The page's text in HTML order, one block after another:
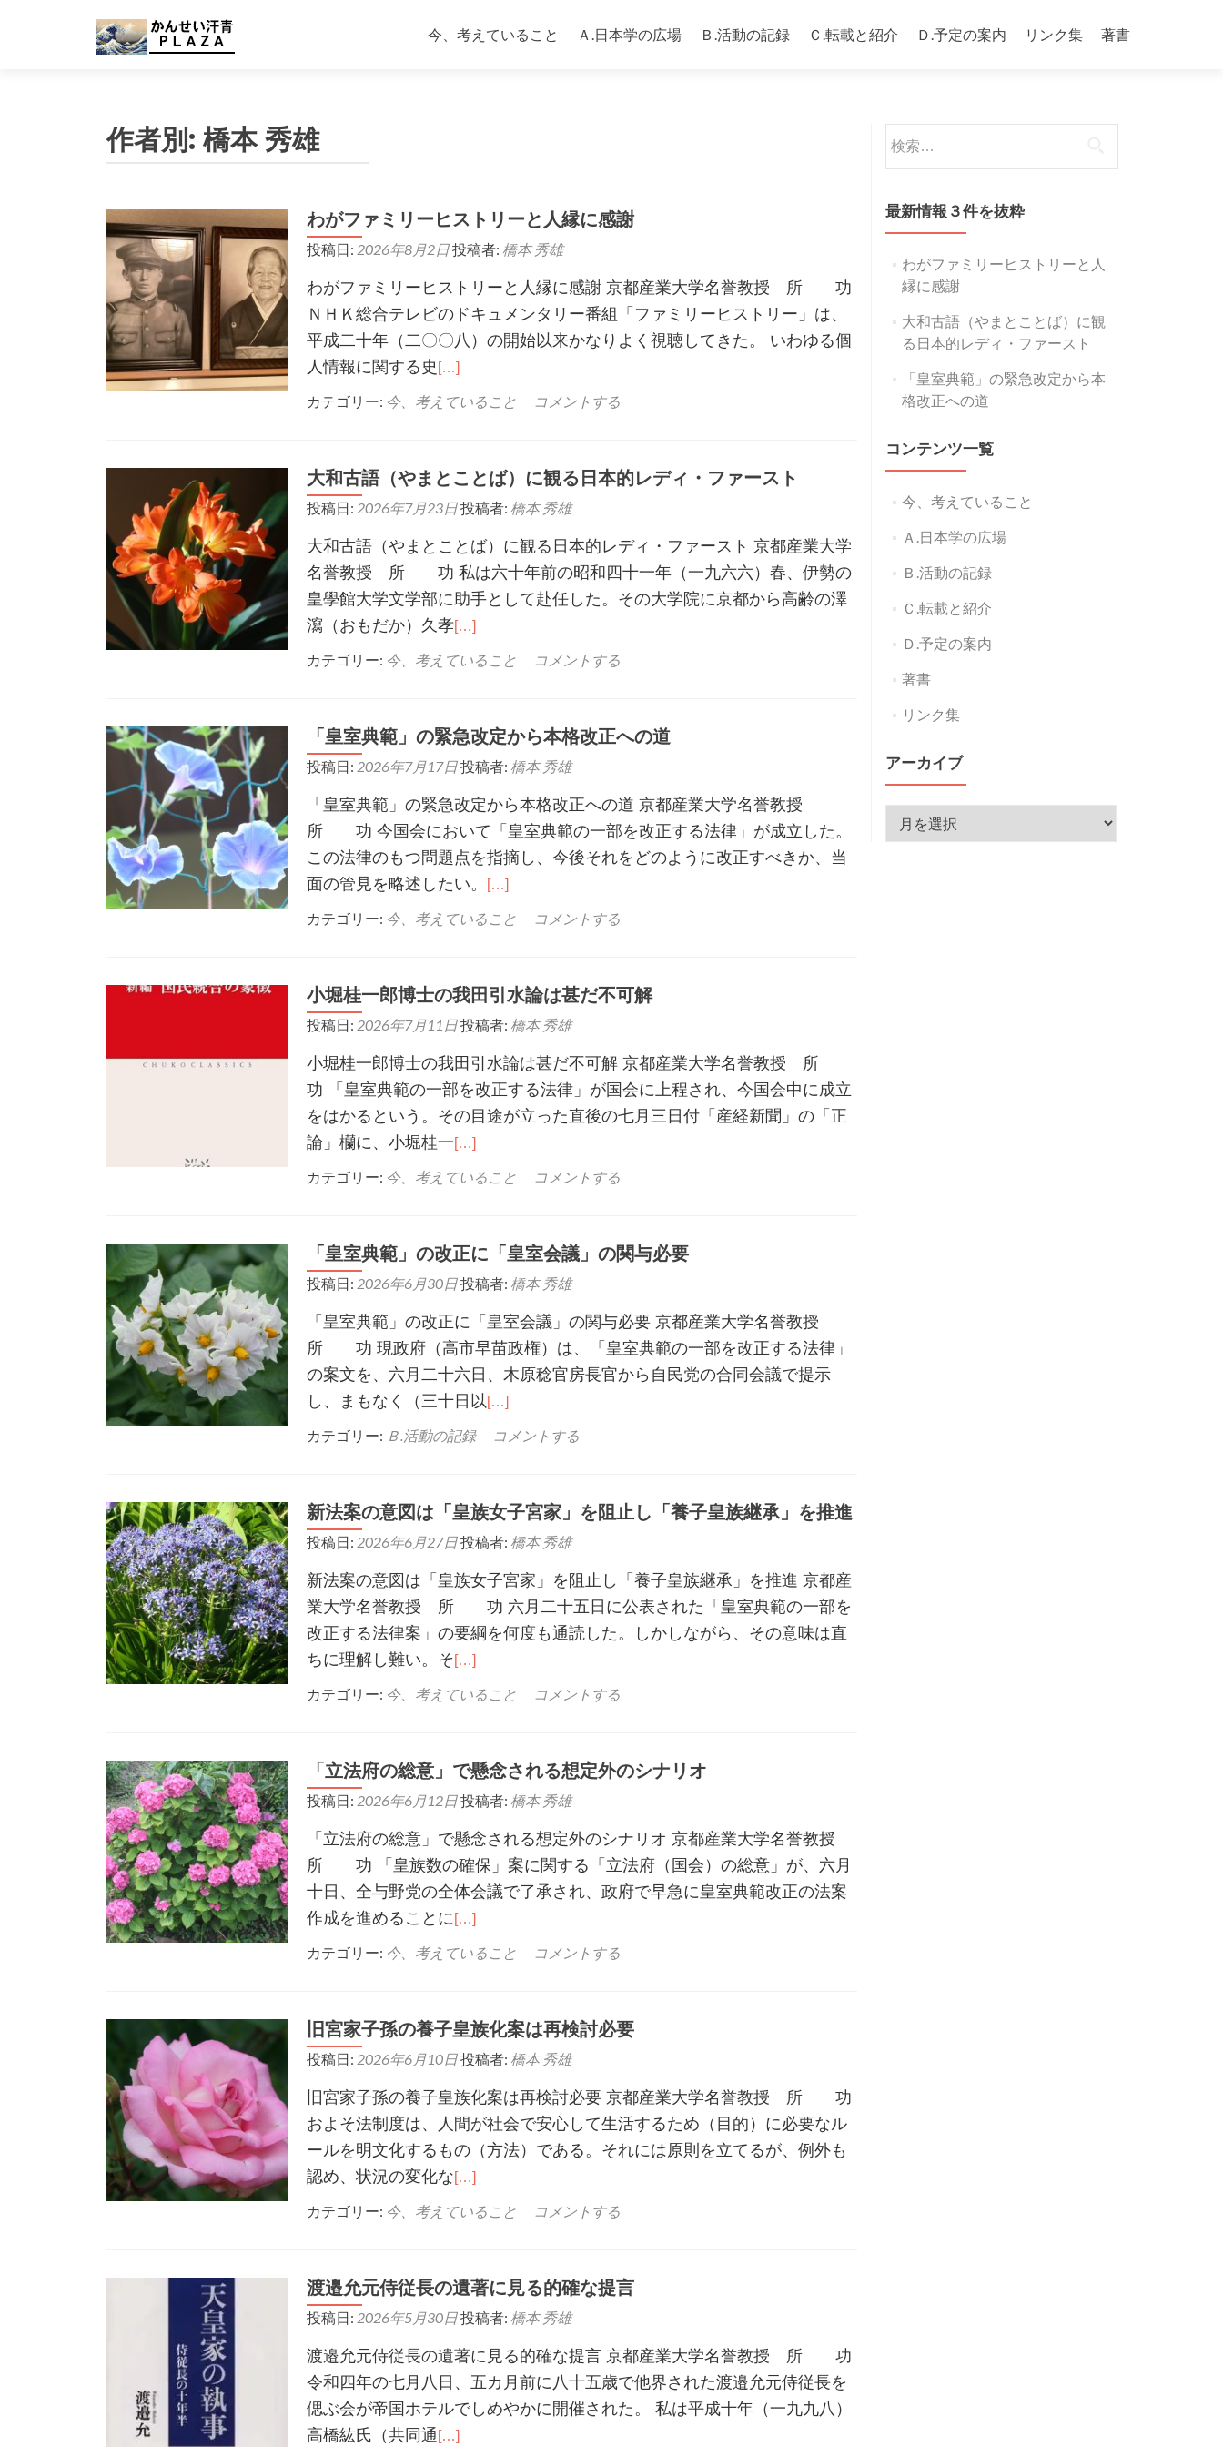
ン
今、考えていること Ａ.日本学の広場 Ｂ.活動の記録 Ｃ.転載と紹介 Ｄ.予定の案内 リンク集 著書
作者別: 橋本 秀雄
わがファミリーヒストリーと人縁に感謝
投稿日: 2026年8月2日投稿者: 橋本 秀雄
わがファミリーヒストリーと人縁に感謝 京都産業大学名誉教授 所 功
ＮＨＫ総合テレビのドキュメンタリー番組「ファミリーヒストリー」は、
平成二十年（二〇〇八）の開始以来かなりよく視聴してきた。 いわゆる個
人情報に関する史 […]
カテゴリー: 今、考えていること コメントする
大和古語（やまとことば）に観る日本的レディ・ファースト
投稿日: 2026年7月23日投稿者: 橋本 秀雄
大和古語（やまとことば）に観る日本的レディ・ファースト 京都産業大学
名誉教授 所 功 私は六十年前の昭和四十一年（一九六六）春、伊勢の
皇學館大学文学部に助手として赴任した。その大学院に京都から高齢の澤
瀉（おもだか）久孝[…]
カテゴリー: 今、考えていること コメントする
「皇室典範」の緊急改定から本格改正への道
投稿日: 2026年7月17日投稿者: 橋本 秀雄
「皇室典範」の緊急改定から本格改正への道 京都産業大学名誉教授
所 功 今国会において「皇室典範の一部を改正する法律」が成立した。
この法律のもつ問題点を指摘し、今後それをどのように改正すべきか、当
面の管見を略述したい。
[…]
カテゴリー: 今、考えていること コメントする
小堀桂一郎博士の我田引水論は甚だ不可解
投稿日: 2026年7月11日投稿者: 橋本 秀雄
小堀桂一郎博士の我田引水論は甚だ不可解 京都産業大学名誉教授 所
功 「皇室典範の一部を改正する法律」が国会に上程され、今国会中に成立
をはかるという。その目途が立った直後の七月三日付「産経新聞」の「正
論」欗に、小堀桂一[…]
カテゴリー: 今、考えていること コメントする
「皇室典範」の改正に「皇室会議」の関与必要
投稿日: 2026年6月30日投稿者: 橋本 秀雄
「皇室典範」の改正に「皇室会議」の関与必要 京都産業大学名誉教授
所 功 現政府（高市早苗政権）は、「皇室典範の一部を改正する法律」
の案文を、六月二十六日、木原稔官房長官から自民党の合同会議で提示
し、まもなく（三十日以[…]
カテゴリー: Ｂ.活動の記録 コメントする
新法案の意図は「皇族女子宮家」を阻止し「養子皇族継承」を推進
投稿日: 2026年6月27日投稿者: 橋本 秀雄
新法案の意図は「皇族女子宮家」を阻止し「養子皇族継承」を推進 京都産
業大学名誉教授 所 功 六月二十五日に公表された「皇室典範の一部を
改正する法律案」の要綱を何度も通読した。しかしながら、その意味は直
ちに理解し難い。そ[…]
カテゴリー: 今、考えていること コメントする
「立法府の総意」で懸念される想定外のシナリオ
投稿日: 2026年6月12日投稿者: 橋本 秀雄
「立法府の総意」で懸念される想定外のシナリオ 京都産業大学名誉教授
所 功 「皇族数の確保」案に関する「立法府（国会）の総意」が、六月
十日、全与野党の全体会議で了承され、政府で早急に皇室典範改正の法案
作成を進めることに[…]
カテゴリー: 今、考えていること コメントする
旧宮家子孫の養子皇族化案は再検討必要
投稿日: 2026年6月10日投稿者: 橋本 秀雄
旧宮家子孫の養子皇族化案は再検討必要 京都産業大学名誉教授 所 功
およそ法制度は、人間が社会で安心して生活するため（目的）に必要なル
ールを明文化するもの（方法）である。それには原則を立てるが、例外も
認め、状況の変化な[…]
カテゴリー: 今、考えていること コメントする
渡邉允元侍従長の遺著に見る的確な提言
投稿日: 2026年5月30日投稿者: 橋本 秀雄
渡邉允元侍従長の遺著に見る的確な提言 京都産業大学名誉教授 所 功
令和四年の七月八日、五カ月前に八十五歳で他界された渡邉允元侍従長を
偲ぶ会が帝国ホテルでしめやかに開催された。 私は平成十年（一九九八）
高橋紘氏（共同通 […]
索:
最新情報３件を抜粋
わがファミリーヒストリーと人
縁に感謝
大和古語（やまとことば）に観
る日本的レディ・ファースト
「皇室典範」の緊急改定から本
格改正への道
コンテンツ一覧
今、考えていること
Ａ.日本学の広場
Ｂ.活動の記録
Ｃ.転載と紹介
Ｄ.予定の案内
著書
リンク集
アーカイブ